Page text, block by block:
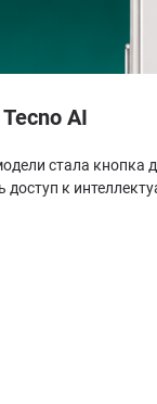
AI
стала кнопка
доступ к